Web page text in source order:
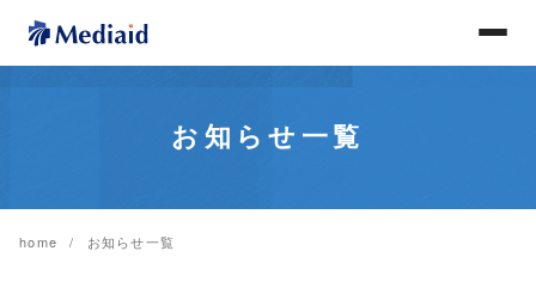
お知らせ一覧
home お知らせ一覧